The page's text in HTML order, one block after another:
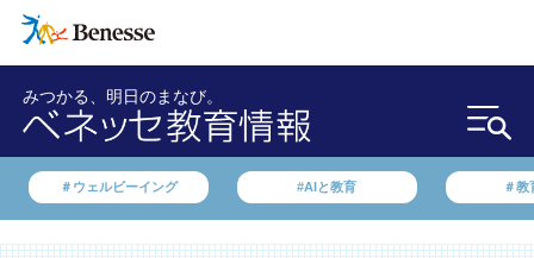
みつかる、明日のまなび。
＃ウェルビーイング #AIと教育 ＃教